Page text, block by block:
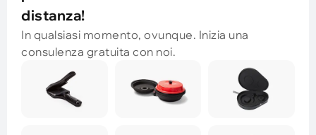
distanza!
In qualsiasi momento, ovunque. Inizia una
consulenza gratuita con noi.